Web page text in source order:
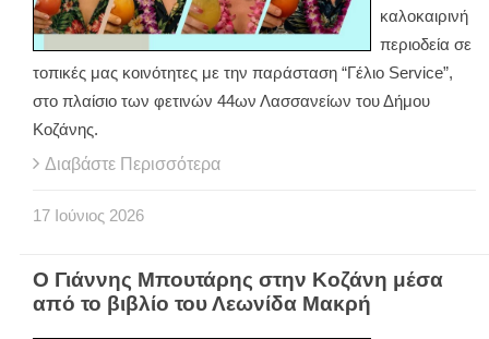
καλοκαιρινή
περιοδεία σε
τοπικές μας κοινότητες με την παράσταση “Γέλιο Service”,
στο πλαίσιο των φετινών 44ων Λασσανείων του Δήμου
Κοζάνης.
Διαβάστε Περισσότερα
17 Ιούνιος 2026
Ο Γιάννης Μπουτάρης στην Κοζάνη μέσα
από το βιβλίο του Λεωνίδα Μακρή